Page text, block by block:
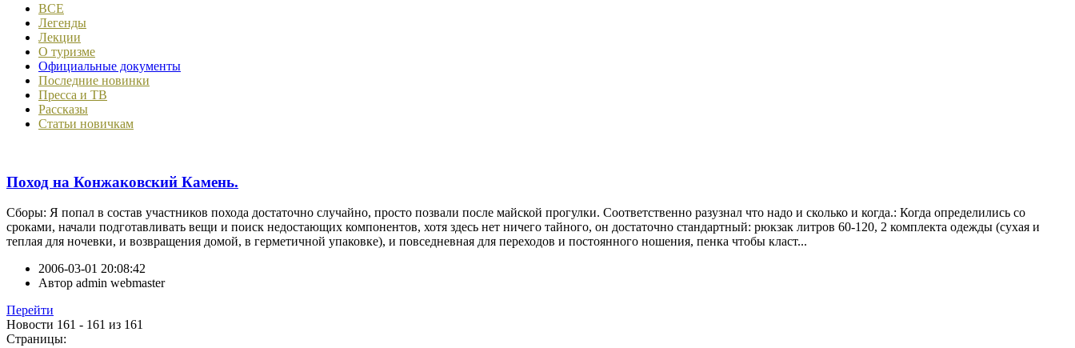
ВСЕ
Легенды
Лекции
О туризме
Официальные документы
Последние новинки
Пресса и ТВ
Рассказы
Статьи новичкам
Поход на Конжаковский Камень.
Сборы: Я попал в состав участников похода достаточно случайно, просто позвали после майской прогулки. Соответственно разузнал что надо и сколько и когда.: Когда определились со
сроками, начали подготавливать вещи и поиск недостающих компонентов, хотя здесь нет ничего тайного, он достаточно стандартный: рюкзак литров 60-120, 2 комплекта одежды (сухая и
теплая для ночевки, и возвращения домой, в герметичной упаковке), и повседневная для переходов и постоянного ношения, пенка чтобы класт...
2006-03-01 20:08:42
Автор admin webmaster
Перейти
Новости 161 - 161 из 161
Страницы: